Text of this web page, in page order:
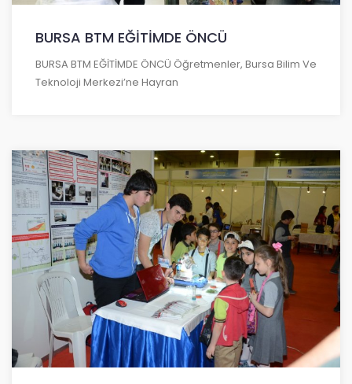
BURSA BTM EĞİTİMDE ÖNCÜ
BURSA BTM EĞİTİMDE ÖNCÜ Öğretmenler, Bursa Bilim Ve
Teknoloji Merkezi’ne Hayran